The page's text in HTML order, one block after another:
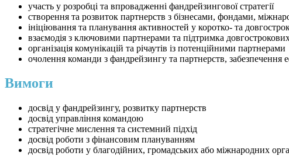
участь у розробці та впровадженні фандрейзингової стратегії
створення та розвиток партнерств з бізнесами, фондами,
⁠ініціювання та планування активностей у коротко- та
⁠взаємодія з ключовими партнерами та підтримка
⁠організація комунікацій та річаутів із потенційними партнерами
⁠очолення команди з фандрейзингу та партнерств, забезпечення
Вимоги
⁠досвід у фандрейзингу, розвитку партнерств
досвід управління командою
⁠стратегічне мислення та системний підхід
⁠досвід роботи з фінансовим плануванням
⁠досвід роботи у благодійних, громадських або міжнародних